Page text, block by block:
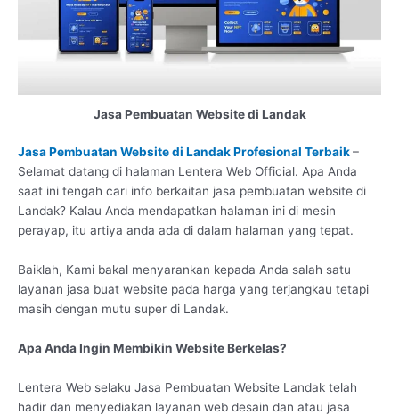
Jasa Pembuatan Website di Landak
Jasa Pembuatan Website di Landak Profesional Terbaik–
Selamat datang di halaman Lentera Web Official. Apa Anda
saat ini tengah cari info berkaitan jasa pembuatan website di
Landak? Kalau Anda mendapatkan halaman ini di mesin
perayap, itu artiya anda ada di dalam halaman yang tepat.
Baiklah, Kami bakal menyarankan kepada Anda salah satu
layanan jasa buat website pada harga yang terjangkau tetapi
masih dengan mutu super di Landak.
Apa Anda Ingin Membikin Website Berkelas?
Lentera Web selaku Jasa Pembuatan Website Landak telah
hadir dan menyediakan layanan web desain dan atau jasa